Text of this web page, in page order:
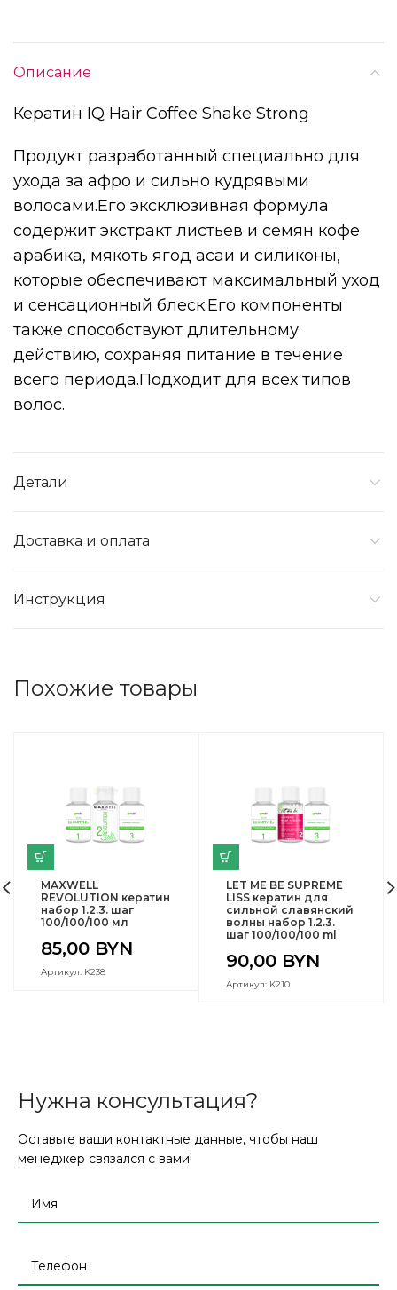
Описание
Кератин IQ Hair Coffee Shake Strong
Продукт разработанный специально для
ухода за афро и сильно кудрявыми
волосами.Его эксклюзивная формула
содержит экстракт листьев и семян кофе
арабика, мякоть ягод асаи и силиконы,
которые обеспечивают максимальный уход
и сенсационный блеск.Его компоненты
также способствуют длительному
действию, сохраняя питание в течение
всего периода.Подходит для всех типов
волос.
Детали
Доставка и оплата
Инструкция
Похожие товары
MAXWELL
REVOLUTION кератин
набор 1.2.3. шаг
100/100/100 мл
85,00 BYN
Артикул: K238
LET ME BE SUPREME
LISS кератин для
сильной славянский
волны набор 1.2.3.
шаг 100/100/100 ml
90,00 BYN
Артикул: K210
Нужна консультация?
Оставьте ваши контактные данные, чтобы наш
менеджер связался с вами!